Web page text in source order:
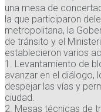
una mesa de
la que participaron
metropolitana, la
de tránsito y el
establecieron varios
1. Levantamiento de
avanzar en el
despejar las vías y
ciudad.
2. Mesas técnicas de